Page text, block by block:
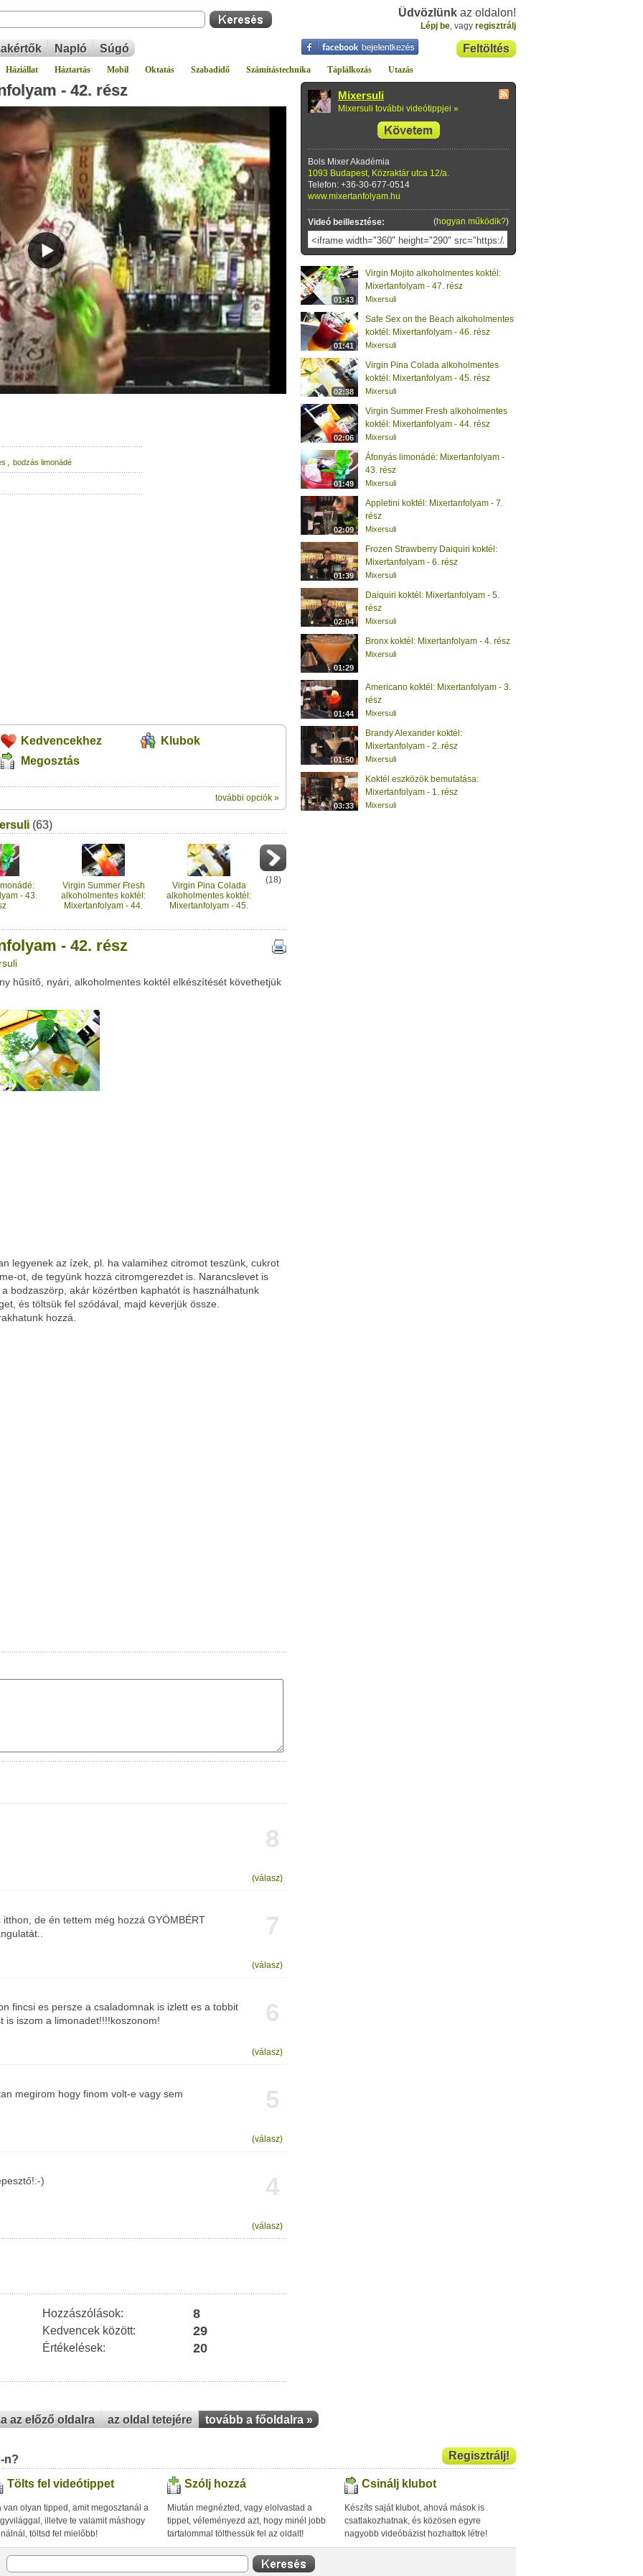
Üdvözlünk az oldalon!
Lépj be, vagy regisztrálj
Feltöltés
Napló Súgó
Háziállat Háztartás Mobil Oktatás Szabadidő Számítástechnika Táplálkozás Utazás
- 42. rész
, bodzás limonádé
Kedvencekhez
Klubok
Megosztás
további opciók »
rész" című videótipp
Üzenet (opcionális):
Google
Digg
sem.
között
(63)
- 43.
Virgin Summer Fresh
alkoholmentes koktél:
Mixertanfolyam - 44.
Virgin Pina Colada
alkoholmentes koktél:
Mixertanfolyam - 45.
(18)
- 42. rész
hűsítő, nyári, alkoholmentes koktél elkészítését követhetjük
legyenek az ízek, pl. ha valamihez citromot teszünk, cukrot
ot, de tegyünk hozzá citromgerezdet is. Narancslevet is
bodzaszörp, akár közértben kaphatót is használhatunk
és töltsük fel szódával, majd keverjük össze.
hozzá.
8
(válasz)
7
de én tettem még hozzá GYÖMBÉRT
(válasz)
6
fincsi es persze a csaladomnak is izlett es a tobbit
is iszom a limonadet!!!!koszonom!
(válasz)
5
megirom hogy finom volt-e vagy sem
(válasz)
4
)
(válasz)
Hozzászólások: 8
Kedvencek között: 29
Értékelések: 20
Mixersuli
Mixersuli további videótippjei »
Bols Mixer Akadémia
1093 Budapest, Közraktár utca 12/a.
Telefon: +36-30-677-0514
www.mixertanfolyam.hu
Videó beillesztése: (hogyan működik?)
01:43
Virgin Mojito alkoholmentes koktél:
Mixertanfolyam - 47. rész
Mixersuli
01:41
Safe Sex on the Beach alkoholmentes
koktél: Mixertanfolyam - 46. rész
Mixersuli
02:38
Virgin Pina Colada alkoholmentes
koktél: Mixertanfolyam - 45. rész
Mixersuli
02:06
Virgin Summer Fresh alkoholmentes
koktél: Mixertanfolyam - 44. rész
Mixersuli
01:49
Áfonyás limonádé: Mixertanfolyam -
43. rész
Mixersuli
02:09
Appletini koktél: Mixertanfolyam - 7.
rész
Mixersuli
01:39
Frozen Strawberry Daiquiri koktél:
Mixertanfolyam - 6. rész
Mixersuli
02:04
Daiquiri koktél: Mixertanfolyam - 5.
rész
Mixersuli
01:29
Bronx koktél: Mixertanfolyam - 4. rész
Mixersuli
01:44
Americano koktél: Mixertanfolyam - 3.
rész
Mixersuli
01:50
Brandy Alexander koktél:
Mixertanfolyam - 2. rész
Mixersuli
03:33
Koktél eszközök bemutatása:
Mixertanfolyam - 1. rész
Mixersuli
az előző oldalra az oldal tetejére tovább a főoldalra »
Regisztrálj!
n?
Tölts fel videótippet
van olyan tipped, amit megosztanál a
illetve te valamit máshogy
töltsd fel mielőbb!
Szólj hozzá
Miután megnézted, vagy elolvastad a
tippet, véleményezd azt, hogy minél jobb
tartalommal tölthessük fel az oldalt!
Csinálj klubot
Készíts saját klubot, ahová mások is
csatlakozhatnak, és közösen egyre
nagyobb videóbázist hozhattok létre!